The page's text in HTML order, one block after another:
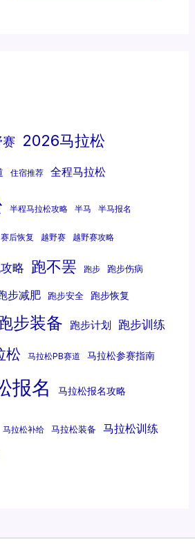
2026马拉松
住宿推荐 全程马拉松
半程马拉松攻略 半马 半马报名
赛后恢复 越野赛 越野赛攻略
略 跑不罢 跑步 跑步伤病
步减肥 跑步安全 跑步恢复
步装备 跑步计划 跑步训练
松 马拉松PB赛道 马拉松参赛指南
报名 马拉松报名攻略
马拉松补给 马拉松装备 马拉松训练